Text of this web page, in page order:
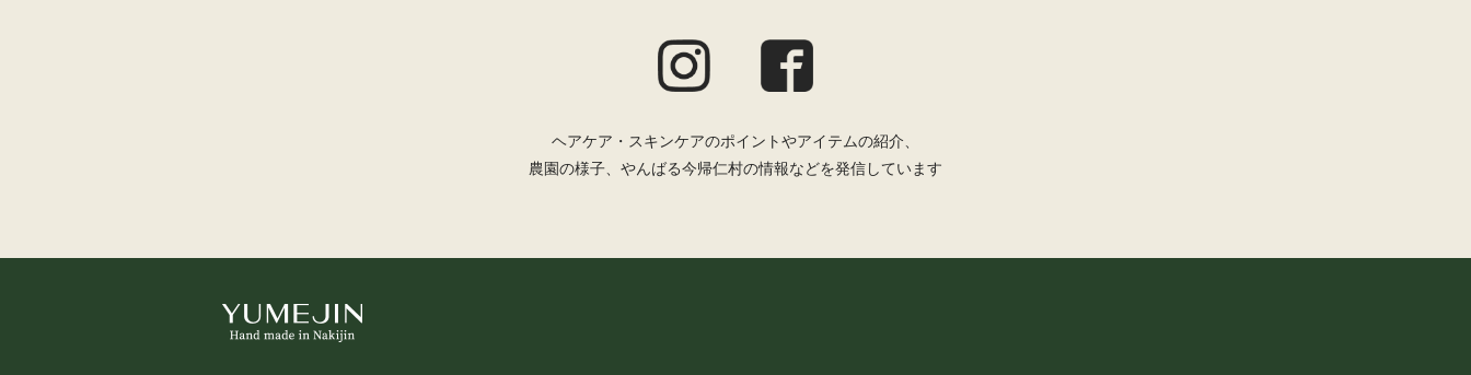
ヘアケア・スキンケアのポイントやアイテムの紹介、
農園の様子、やんばる今帰仁村の情報などを発信しています